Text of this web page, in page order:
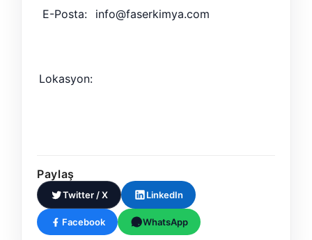
E-Posta: info@faserkimya.com
Lokasyon:
Paylaş
Twitter / X LinkedIn
Facebook WhatsApp